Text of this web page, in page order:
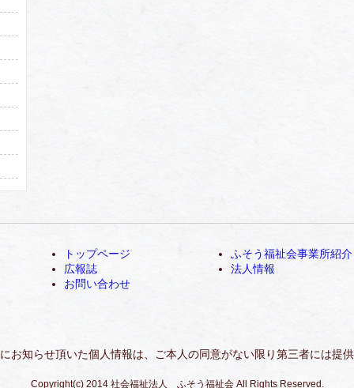
トップページ
広報誌
お問い合わせ
ふそう福祉会事業所紹介
法人情報
お知らせ頂いた個人情報は、ご本人の同意がない限り第三者には提
Copyright(c) 2014 社会福祉法人 ふそう福祉会 All Rights Reserved.